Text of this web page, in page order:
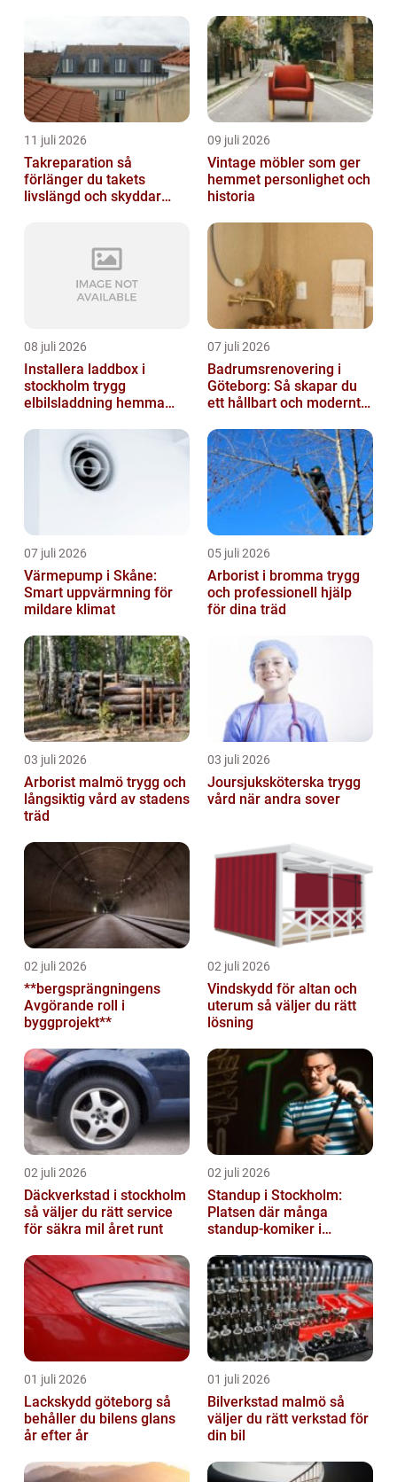
11 juli 2026
Takreparation så
förlänger du takets
livslängd och skyddar
09 juli 2026
Vintage möbler som ger
hemmet personlighet och
historia
08 juli 2026
Installera laddbox i
stockholm trygg
elbilsladdning hemma
07 juli 2026
Badrumsrenovering i
Göteborg: Så skapar du
ett hållbart och modernt
07 juli 2026
Värmepump i Skåne:
Smart uppvärmning för
mildare klimat
05 juli 2026
Arborist i bromma trygg
och professionell hjälp
för dina träd
03 juli 2026
Arborist malmö trygg och
långsiktig vård av stadens
träd
03 juli 2026
Joursjuksköterska trygg
vård när andra sover
02 juli 2026
**bergsprängningens
Avgörande roll i
byggprojekt**
02 juli 2026
Vindskydd för altan och
uterum så väljer du rätt
lösning
02 juli 2026
Däckverkstad i stockholm
så väljer du rätt service
för säkra mil året runt
02 juli 2026
Standup i Stockholm:
Platsen där många
standup-komiker i
01 juli 2026
Lackskydd göteborg så
behåller du bilens glans
år efter år
01 juli 2026
Bilverkstad malmö så
väljer du rätt verkstad för
din bil